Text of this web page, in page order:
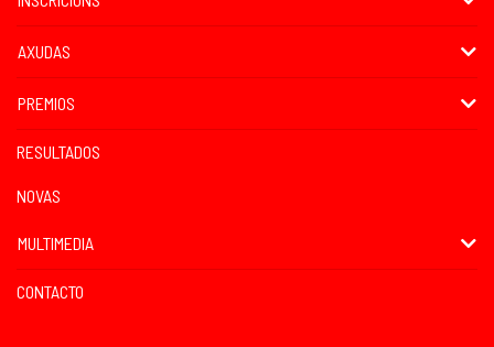
AXUDAS
PREMIOS
RESULTADOS
NOVAS
MULTIMEDIA
CONTACTO